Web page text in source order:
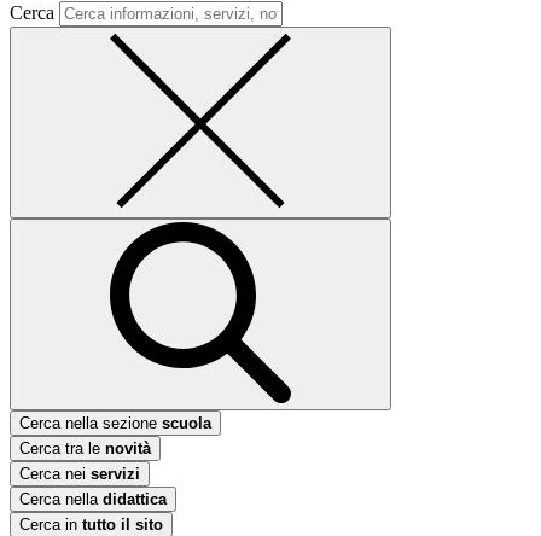
Cerca
Cerca nella sezione scuola
Cerca tra le novità
Cerca nei servizi
Cerca nella didattica
Cerca in tutto il sito